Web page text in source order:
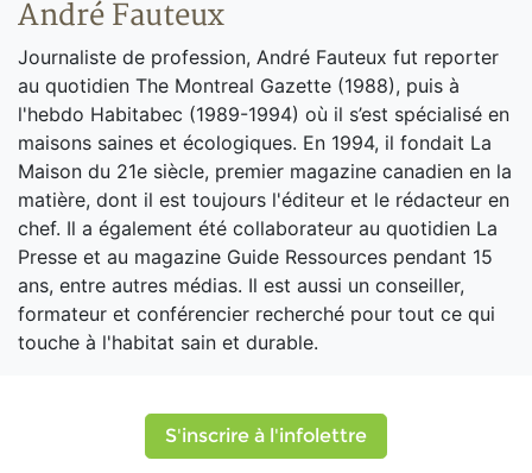
André Fauteux
Journaliste de profession, André Fauteux fut reporter
au quotidien The Montreal Gazette (1988), puis à
l'hebdo Habitabec (1989-1994) où il s’est spécialisé en
maisons saines et écologiques. En 1994, il fondait La
Maison du 21e siècle, premier magazine canadien en la
matière, dont il est toujours l'éditeur et le rédacteur en
chef. Il a également été collaborateur au quotidien La
Presse et au magazine Guide Ressources pendant 15
ans, entre autres médias. Il est aussi un conseiller,
formateur et conférencier recherché pour tout ce qui
touche à l'habitat sain et durable.
S'inscrire à l'infolettre